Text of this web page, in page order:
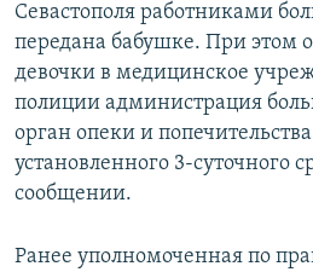
Севастополя работниками
передана бабушке. При этом
девочки в медицинское
полиции администрация
орган опеки и
установленного 3-суточного
сообщении.
Ранее уполномоченная по